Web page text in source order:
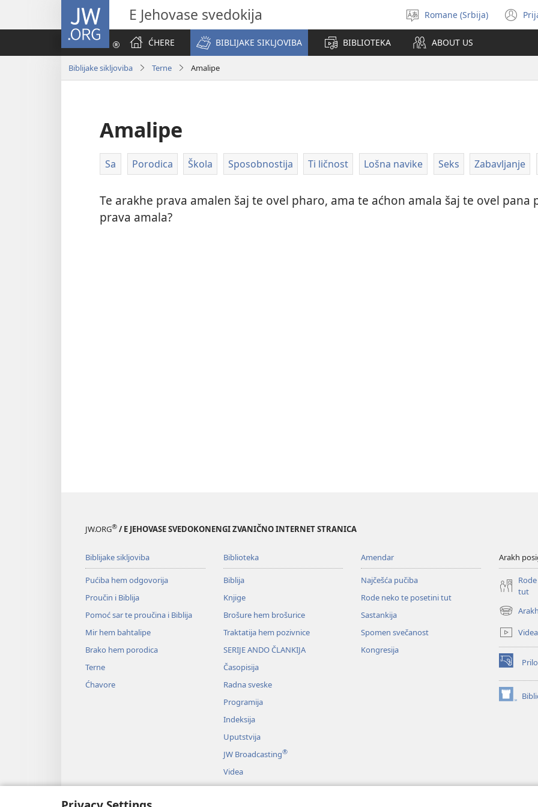
JW.ORG E Jehovase svedokija
Birin
i
čhib
Romane (Srbija)
ĆHERE
BIBLIJAKE SIKLJOVIBA BIBLIOTEKA ABOUT US
Biblijake sikljoviba Terne Amalipe
Amalipe
Sa Porodica Škola Sposobnostija Ti ličnost Lošna navike Seks Zabavljanje
Te arakhe prava amalen šaj te ovel pharo, ama te aćhon amala šaj te ovel pana
prava amala?
JW.ORG® / E JEHOVASE SVEDOKONENGI ZVANIČNO INTERNET STRANICA
Biblijake sikljoviba
Pućiba hem odgovorija
Proučin i Biblija
Pomoć sar te proučina i Biblija
Mir hem bahtalipe
Brako hem porodica
Terne
Ćhavore
Biblioteka
Biblija
Knjige
Brošure hem brošurice
Traktatija hem pozivnice
SERIJE ANDO ČLANKIJA
Časopisija
Radna sveske
Programija
Indeksija
Uputstvija
JW Broadcasting®
Videa
Muzika
Amendar
Najčešća pučiba
Rode neko te posetini tut
Sastankija
Spomen svečanost
Kongresija
Arakh
tut
(opens
new
window)
Videa
(opens
new
window)
(opens